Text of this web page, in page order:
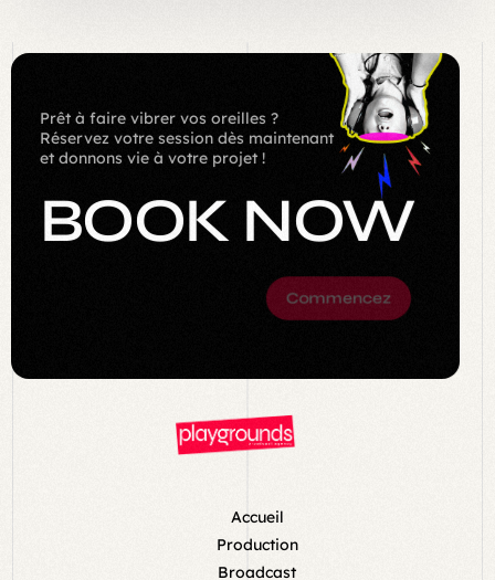
Prêt à faire vibrer vos oreilles ?
Réservez votre session dès maintenant
et donnons vie à votre projet !
BOOK NOW
Commencez
Accueil
Production
Broadcast